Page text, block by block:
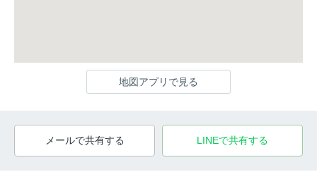
地図アプリで見る
メールで共有する LINEで共有する